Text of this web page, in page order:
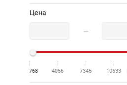
Цена
—
768 4056 7345 10633